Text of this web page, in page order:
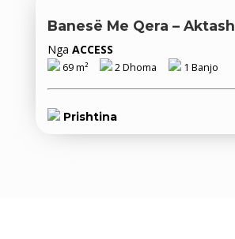
Banesë Me Qera – Aktash
Nga ACCESS
69 m² 2 Dhoma 1 Banjo
Prishtina